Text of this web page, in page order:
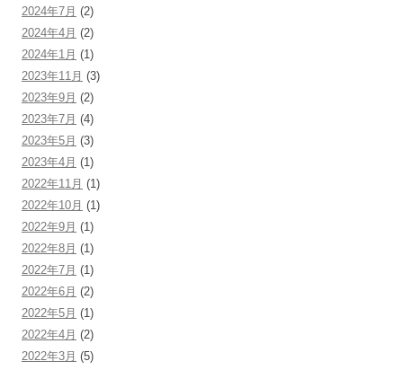
2024年7月 (2)
2024年4月 (2)
2024年1月 (1)
2023年11月 (3)
2023年9月 (2)
2023年7月 (4)
2023年5月 (3)
2023年4月 (1)
2022年11月 (1)
2022年10月 (1)
2022年9月 (1)
2022年8月 (1)
2022年7月 (1)
2022年6月 (2)
2022年5月 (1)
2022年4月 (2)
2022年3月 (5)